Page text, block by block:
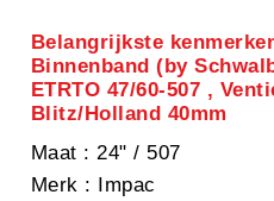
Belangrijkste
Binnenband (by
ETRTO 47/60-507 ,
Blitz/Holland 40mm
Maat : 24" / 507
Merk : Impac